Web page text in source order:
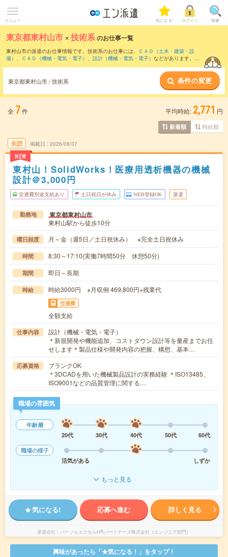
メニュー 気になる! ログイン 検索
東京都東村山市 ×技術系のお仕事一覧
東村山市の派遣のお仕事情報です。技術系のお仕事には、
ＣＡＤ（土木・建築・設
備） 、 ＣＡＤ（機械・電気・電子） 、 設計（機械・電気・電子） などがあります。さ
東京都東村山市 / 技術系 条件の変更
全 7件 平均時給: 2,771 円
新着順 時給順
未読
NEW
掲載日 2026/08/07
東村山！SolidWorks！医療用透析機器の機械
設計＠3,000円
交通費別途支給あり 土日祝日が休み WEB登録OK 派遣
勤務地 東京都東村山市
東村山駅から徒歩10分
曜日頻度 月～金（週5日／土日祝休み） ※完全土日祝休み
時間 8:30～17:10(実働7時間50分 休憩50分)
期間 即日～長期
時給 時給3000円 ※月収例 469,800円+残業代
交通費
全額支給
仕事内容
設計（機械・電気・電子）
＊新規開発や機能追加、コストダウン設計等を量産までお任
せします＊製品仕様や開発内容の把握、構想、基本…
応募資格
ブランクOK
＊3DCADを用いた機械製品設計の実務経験 ＊ISO13485、
ISO9001などの品質管理に関する…
職場の雰囲気
年齢層
20代
30代 40代 50代
60代
職場の様子
活気がある
しずか
もっと見る
気になる! 応募へ進む 詳しく見る
派遣会社 パーソルエクセルHRパートナーズ株式会社（エンジニア部門）
興味があったら「★気になる！」をタップ！